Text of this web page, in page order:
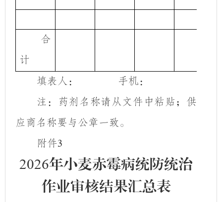
合
计
填表人：
手机：
注：药剂名称请从文件中粘贴；供
应商名称要与公章一致。
附件3
2026年小麦赤霉病统防统治
作业审核结果汇总表